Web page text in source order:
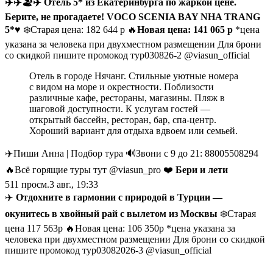
Берите, не прогадаете! VOCO SCENIA BAY NHA TRANG
5*♥️ ❄️Старая цена: 182 644 р 🔥Новая цена: 141 065 p *цена
указана за человека при двухместном размещении Для брони
со скидкой пишите промокод тур030826-2 @viasun_official
Отель в городе Нячанг. Стильные уютные номера
с видом на море и окрестности. Поблизости
различные кафе, рестораны, магазины. Пляж в
шаговой доступности. К услугам гостей —
открытый бассейн, ресторан, бар, спа-центр.
Хороший вариант для отдыха вдвоем или семьей.
✈️Пиши Анна | Подбор тура 🔊Звони с 9 до 21: 88005508294
🔥Всё горящие туры тут @viasun_pro ❤️ Бери и лети
511 просм.3 авг., 19:33
✈️ Отдохните в гармонии с природой в Турции —
окунитесь в хвойный рай с вылетом из Москвы ❄️Старая
цена 117 563р 🔥Новая цена: 106 350р *цена указана за
человека при двухместном размещении Для брони со скидкой
пишите промокод тур03082026-3 @viasun_official